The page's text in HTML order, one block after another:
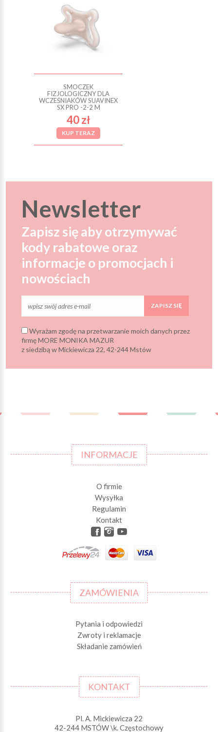
SMOCZEK
FIZJOLOGICZNY DLA
WCZEŚNIAKÓW SUAVINEX
SX PRO -2-2 M
40 zł
KUP TERAZ
Newsletter
Zapisz się aby otrzymywać
kody rabatowe oraz
informacje o promocjach i
nowościach
ZAPISZ SIĘ
Wyrażam zgodę na przetwarzanie moich danych przez
firmę MORE MONIKA MAZUR
z siedzibą w Mickiewicza 22, 42-244 Mstów
INFORMACJE
O firmie
Wysyłka
Regulamin
Kontakt
ZAMÓWIENIA
Pytania i odpowiedzi
Zwroty i reklamacje
Składanie zamówień
KONTAKT
Pl. A. Mickiewicza 22
42-244 MSTÓW \k. Częstochowy